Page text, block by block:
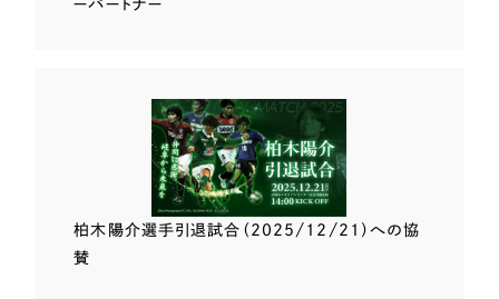
ーパートナー
柏木陽介選手引退試合（2025/12/21）への協
賛